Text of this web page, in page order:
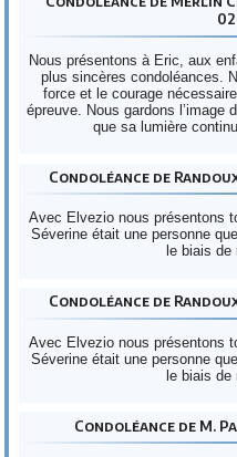
Nous présentons à Eric, aux
plus sincères condoléances.
force et le courage
épreuve. Nous gardons l’image
que sa lumière
Condoléance de
Avec Elvezio nous présentons
Séverine était une personne
le biais de
Condoléance de
Avec Elvezio nous présentons
Séverine était une personne
le biais de
Condoléance de M.